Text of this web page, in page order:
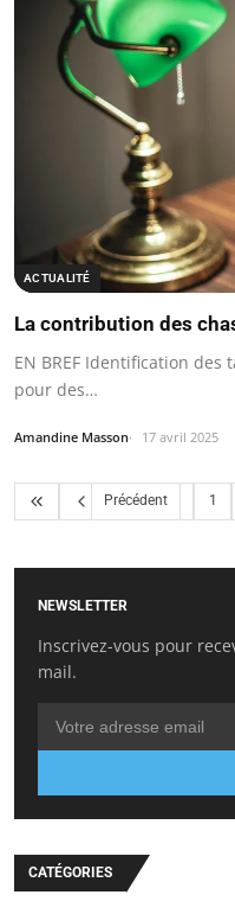
ACTUALITÉ
La contribution des
EN BREF Identification
pour des…
Amandine Masson 17 avril 2025
Précédent 1
NEWSLETTER
Inscrivez-vous pour
mail.
CATÉGORIES